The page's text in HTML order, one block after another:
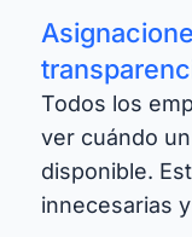
Todos los
ver cuándo
disponible.
innecesarias